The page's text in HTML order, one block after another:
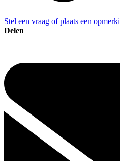
Stel een vraag of plaats een
Delen